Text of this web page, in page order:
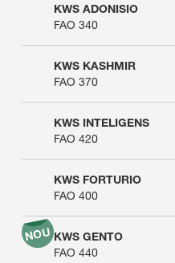
KWS ADONISIO
FAO 340
KWS KASHMIR
FAO 370
KWS INTELIGENS
FAO 420
KWS FORTURIO
FAO 400
KWS GENTO
FAO 440